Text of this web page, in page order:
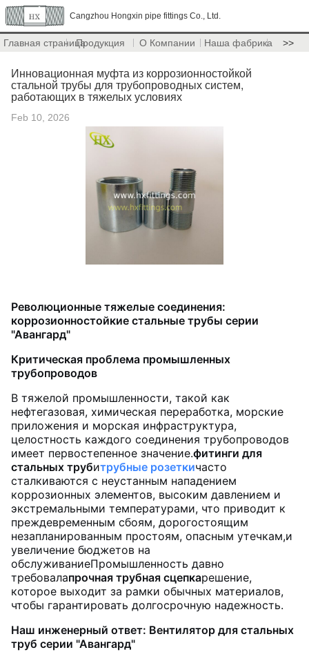
Cangzhou Hongxin pipe fittings Co., Ltd.
Главная страницаПродукция О Компании Наша фабрика >>
Инновационная муфта из коррозионностойкой
стальной трубы для трубопроводных систем,
работающих в тяжелых условиях
Feb 10, 2026
Революционные тяжелые соединения:
коррозионностойкие стальные трубы серии
"Авангард"
Критическая проблема промышленных
трубопроводов
В тяжелой промышленности, такой как
нефтегазовая, химическая переработка, морские
приложения и морская инфраструктура,
целостность каждого соединения трубопроводов
имеет первостепенное значение.фитинги для
стальных трубитрубные розеткичасто
сталкиваются с неустанным нападением
коррозионных элементов, высоким давлением и
экстремальными температурами, что приводит к
преждевременным сбоям, дорогостоящим
незапланированным простоям, опасным утечкам,и
увеличение бюджетов на
обслуживаниеПромышленность давно
требовалапрочная трубная сцепкарешение,
которое выходит за рамки обычных материалов,
чтобы гарантировать долгосрочную надежность.
Наш инженерный ответ: Вентилятор для стальных
труб серии "Авангард"